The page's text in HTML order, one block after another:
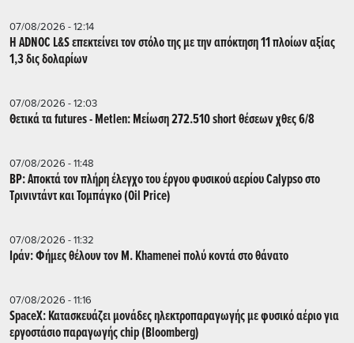
07/08/2026 - 12:14
Η ADNOC L&S επεκτείνει τον στόλο της με την απόκτηση 11 πλοίων αξίας
1,3 δις δολαρίων
07/08/2026 - 12:03
Θετικά τα futures - Metlen: Μείωση 272.510 short θέσεων χθες 6/8
07/08/2026 - 11:48
BP: Αποκτά τον πλήρη έλεγχο του έργου φυσικού αερίου Calypso στο
Τρινιντάντ και Τομπάγκο (Oil Price)
07/08/2026 - 11:32
Ιράν: Φήμες θέλουν τον Μ. Khamenei πολύ κοντά στο θάνατο
07/08/2026 - 11:16
SpaceX: Κατασκευάζει μονάδες ηλεκτροπαραγωγής με φυσικό αέριο για
εργοστάσιο παραγωγής chip (Bloomberg)